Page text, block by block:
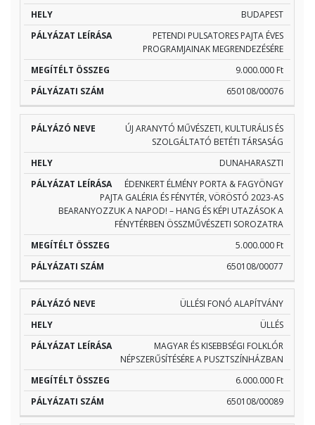
BUDAPEST
PETENDI PULSATORES PAJTA ÉVES
PROGRAMJAINAK MEGRENDEZÉSÉRE
9.000.000 Ft
650108/00076
ÚJ ARANYTÓ MŰVÉSZETI, KULTURÁLIS ÉS
SZOLGÁLTATÓ BETÉTI TÁRSASÁG
DUNAHARASZTI
ÉDENKERT ÉLMÉNY PORTA & FAGYÖNGY
PAJTA GALÉRIA ÉS FÉNYTÉR, VÖRÖSTÓ 2023-AS
BEARANYOZZUK A NAPOD! – HANG ÉS KÉPI UTAZÁSOK A
FÉNYTÉRBEN ÖSSZMŰVÉSZETI SOROZATRA
5.000.000 Ft
650108/00077
ÜLLÉSI FONÓ ALAPÍTVÁNY
ÜLLÉS
MAGYAR ÉS KISEBBSÉGI FOLKLÓR
NÉPSZERŰSÍTÉSÉRE A PUSZTSZÍNHÁZBAN
6.000.000 Ft
650108/00089